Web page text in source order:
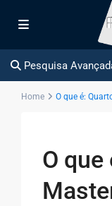
Pesquisa
Home O que é:
O